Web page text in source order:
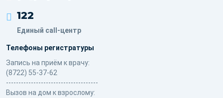
122
Единый call-центр
Телефоны регистратуры
Запись на приём к врачу:
(8722) 55-37-62
-------------------------------------
Вызов на дом к взрослому: